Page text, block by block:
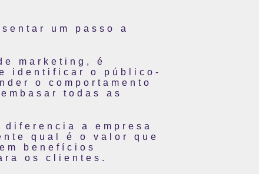
um passo a
marketing, é
identificar o público-
o comportamento
todas as
a empresa
qual é o valor que
benefícios
os clientes.